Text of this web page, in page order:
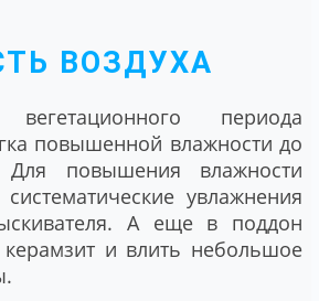
ВОЗДУХА
периода
повышенной влажности до
Для повышения влажности
увлажнения
А еще в поддон
и влить небольшое